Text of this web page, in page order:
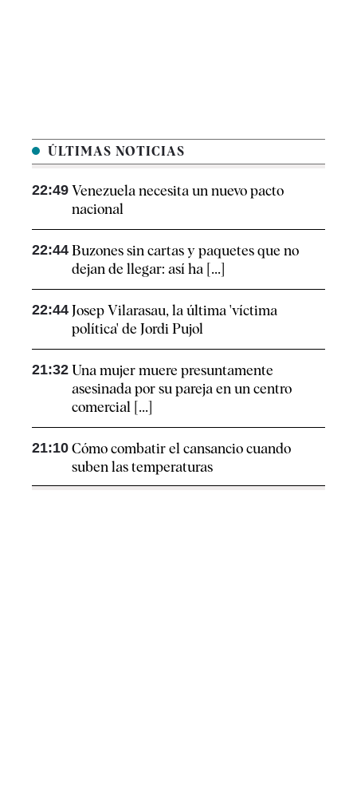
ÚLTIMAS NOTICIAS
22:49 Venezuela necesita un nuevo pacto
nacional
22:44 Buzones sin cartas y paquetes que no
dejan de llegar: así ha [...]
22:44 Josep Vilarasau, la última 'víctima
política' de Jordi Pujol
21:32 Una mujer muere presuntamente
asesinada por su pareja en un centro
comercial [...]
21:10 Cómo combatir el cansancio​ cuando
suben las temperaturas